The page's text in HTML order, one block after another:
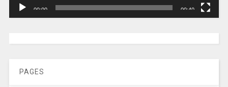
00:00 00:40
PAGES